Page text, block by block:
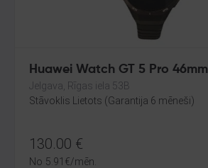
Huawei Watch GT 5 Pro 46mm
Jelgava, Rīgas iela 53B
Stāvoklis Lietots (Garantija 6 mēneši)
130.00 €
No 5.91 €/mēn.